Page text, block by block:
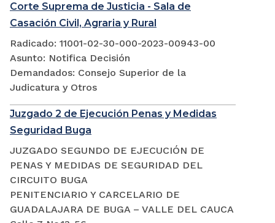
Corte Suprema de Justicia - Sala de
Casación Civil, Agraria y Rural
Radicado: 11001-02-30-000-2023-00943-00
Asunto: Notifica Decisión
Demandados: Consejo Superior de la
Judicatura y Otros
Juzgado 2 de Ejecución Penas y Medidas
Seguridad Buga
JUZGADO SEGUNDO DE EJECUCIÓN DE
PENAS Y MEDIDAS DE SEGURIDAD DEL
CIRCUITO BUGA
PENITENCIARIO Y CARCELARIO DE
GUADALAJARA DE BUGA – VALLE DEL CAUCA